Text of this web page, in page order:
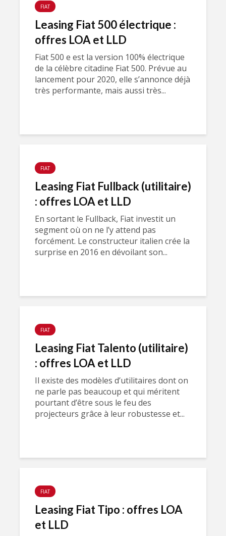
FIAT
Leasing Fiat 500 électrique :
offres LOA et LLD
Fiat 500 e est la version 100% électrique
de la célèbre citadine Fiat 500. Prévue au
lancement pour 2020, elle s’annonce déjà
très performante, mais aussi très...
FIAT
Leasing Fiat Fullback (utilitaire)
: offres LOA et LLD
En sortant le Fullback, Fiat investit un
segment où on ne l’y attend pas
forcément. Le constructeur italien crée la
surprise en 2016 en dévoilant son...
FIAT
Leasing Fiat Talento (utilitaire)
: offres LOA et LLD
Il existe des modèles d’utilitaires dont on
ne parle pas beaucoup et qui méritent
pourtant d’être sous le feu des
projecteurs grâce à leur robustesse et...
FIAT
Leasing Fiat Tipo : offres LOA
et LLD